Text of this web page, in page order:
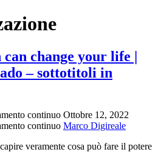
change your life |
– sottotitoli in
continuo Ottobre 12, 2022
continuo Marco Digireale
veramente cosa può fare il potere